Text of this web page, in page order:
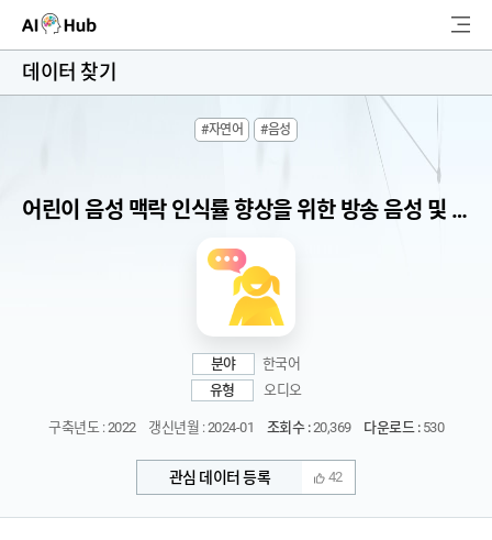
AI-Hub
AI 데이터찾기
AI 개발지원
색
데이터 찾기
#자연어 #음성
어린이 음성 맥락 인식률 향상을 위한 방송 음성 및 자연어 처리 학습용 데이터
분야
한국어
유형
오디오
구축년도 : 2022 갱신년월 : 2024-01 조회수 :20,369 다운로드 :530
관심 데이터 등록 42